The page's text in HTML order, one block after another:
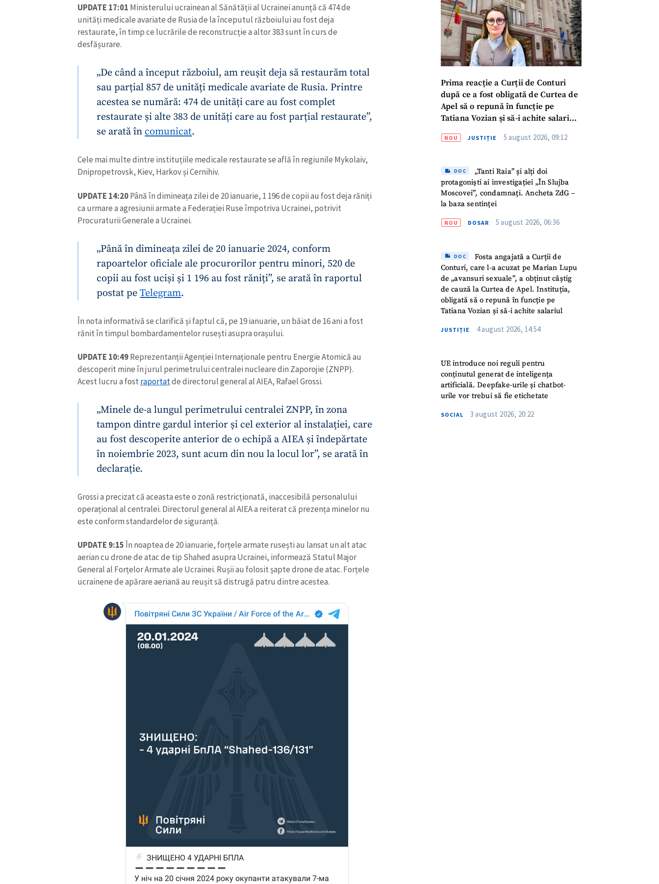
UPDATE 17:01 Ministerului ucrainean al Sănătății al Ucrainei anunță că 474 de
unități medicale avariate de Rusia de la începutul războiului au fost deja
restaurate, în timp ce lucrările de reconstrucție a altor 383 sunt în curs de
desfășurare.
„De când a început războiul, am reușit deja să restaurăm total
sau parțial 857 de unități medicale avariate de Rusia. Printre
acestea se numără: 474 de unități care au fost complet
restaurate și alte 383 de unități care au fost parțial restaurate”,
se arată încomunicat.
Cele mai multe dintre instituțiile medicale restaurate se află în regiunile Mykolaiv,
Dnipropetrovsk, Kiev, Harkov și Cernihiv.
UPDATE 14:20Până în dimineața zilei de 20 ianuarie, 1 196 de copii au fost deja răniți
ca urmare a agresiunii armate a Federației Ruse împotriva Ucrainei, potrivit
Procuraturii Generale a Ucrainei.
„Până în dimineața zilei de 20 ianuarie 2024, conform
rapoartelor oficiale ale procurorilor pentru minori, 520 de
copii au fost uciși și 1 196 au fost răniți”, se arată în raportul
postat peTelegram.
În nota informativă se clarifică și faptul că, pe 19 ianuarie, un băiat de 16 ani a fost
rănit în timpul bombardamentelor rusești asupra orașului.
UPDATE 10:49Reprezentanții Agenției Internaționale pentru Energie Atomică au
descoperit mine în jurul perimetrului centralei nucleare din Zaporojie (ZNPP).
Acest lucru a fost raportatde directorul general al AIEA, Rafael Grossi.
„Minele de-a lungul perimetrului centralei ZNPP, în zona
tampon dintre gardul interior și cel exterior al instalației, care
au fost descoperite anterior de o echipă a AIEA și îndepărtate
în noiembrie 2023, sunt acum din nou la locul lor”, se arată în
declarație.
Grossi a precizat că aceasta este o zonă restricționată, inaccesibilă personalului
operațional al centralei. Directorul general al AIEA a reiterat că prezența minelor nu
este conform standardelor de siguranță.
UPDATE 9:15În noaptea de 20 ianuarie, forțele armate rusești au lansat un alt atac
aerian cu drone de atac de tip Shahed asupra Ucrainei, informează Statul Major
General al Forțelor Armate ale Ucrainei. Rușii au folosit șapte drone de atac. Forțele
ucrainene de apărare aeriană au reușit să distrugă patru dintre acestea.
Prima reacție a Curții de Conturi
după ce a fost obligată de Curtea de
Apel să o repună în funcție pe
Tatiana Vozian și să-i achite salariul
muncă”
NOU JUSTIȚIE 5 august 2026, 09:12
DOC
„Tanti Raia” și alți doi
protagoniști ai investigației „În Slujba
Moscovei”, condamnați. Ancheta ZdG –
la baza sentinței
NOU DOSAR 5 august 2026, 06:36
DOC
Fosta angajată a Curții de
Conturi, care l-a acuzat pe Marian Lupu
de „avansuri sexuale”, a obținut câștig
de cauză la Curtea de Apel. Instituția,
obligată să o repună în funcție pe
Tatiana Vozian și să-i achite salariul
JUSTIȚIE 4 august 2026, 14:54
UE introduce noi reguli pentru
conținutul generat de inteligența
artificială. Deepfake-urile și chatbot-
urile vor trebui să fie etichetate
SOCIAL 3 august 2026, 20:22
ȘTIREA MEA
Titlu știre
Fotografie + Încarcă imagine
Mesajul știrei + Mesajul știrei
+ Emailul meu
+ Telefon personal
Am citit și sunt de acord cu
politica de
TRIMITE ȘTIREA